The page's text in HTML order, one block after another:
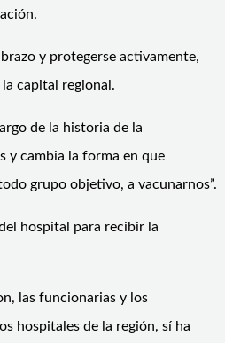
y protegerse activamente,
capital regional.
de la historia de la
y cambia la forma en que
grupo objetivo, a vacunarnos”.
hospital para recibir la
las funcionarias y los
hospitales de la región, sí ha